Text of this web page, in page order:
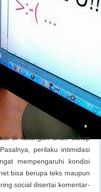
di kalangan anak cukup
perilaku intimidasi
mempengaruhi kondisi
bisa berupa teks maupun
social disertai komentar-